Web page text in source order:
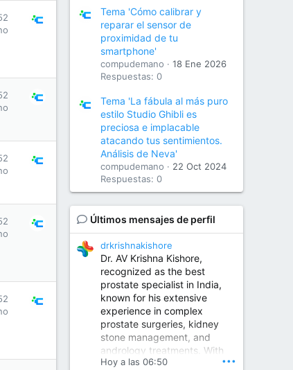
Tema 'Cómo calibrar y
reparar el sensor de
proximidad de tu
smartphone'
compudemano
18 Ene 2026
Respuestas: 0
Tema 'La fábula al más puro
estilo Studio Ghibli es
preciosa e implacable
atacando tus sentimientos.
Análisis de Neva'
compudemano
22 Oct 2024
Respuestas: 0
Últimos mensajes de perfil
drkrishnakishore
Dr. AV Krishna Kishore,
recognized as the best
prostate specialist in India,
known for his extensive
experience in complex
prostate surgeries, kidney
stone management, and
andrology treatments. With
years of surgical practice and
Hoy a las 06:50 •••